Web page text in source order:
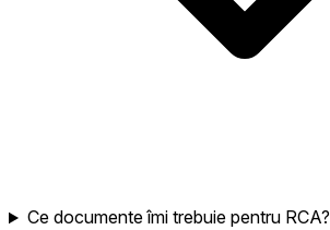
Ce documente îmi trebuie pentru RCA?